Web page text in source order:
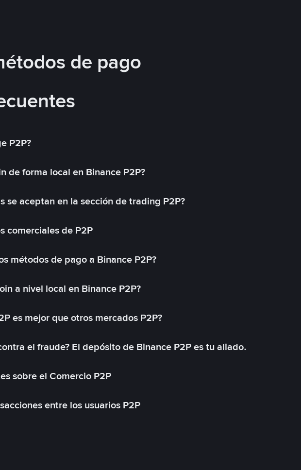
de pago
P2P?
de forma local en Binance P2P?
se aceptan en la sección de trading P2P?
comerciales de P2P
métodos de pago a Binance P2P?
a nivel local en Binance P2P?
es mejor que otros mercados P2P?
el fraude? El depósito de Binance P2P es tu aliado.
sobre el Comercio P2P
entre los usuarios P2P